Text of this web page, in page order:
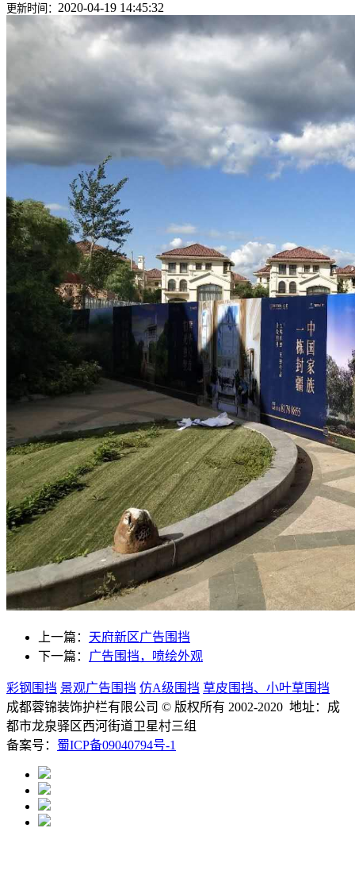
更新时间： 2020-04-19 14:45:32
上一篇： 天府新区广告围挡
下一篇： 广告围挡，喷绘外观
彩钢围挡 景观广告围挡 仿A级围挡 草皮围挡、小叶草围挡
成都蓉锦装饰护栏有限公司 © 版权所有 2002-2020 地址：成
都市龙泉驿区西河街道卫星村三组
备案号： 蜀ICP备09040794号-1